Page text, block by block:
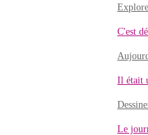
C'est
Il était
Le